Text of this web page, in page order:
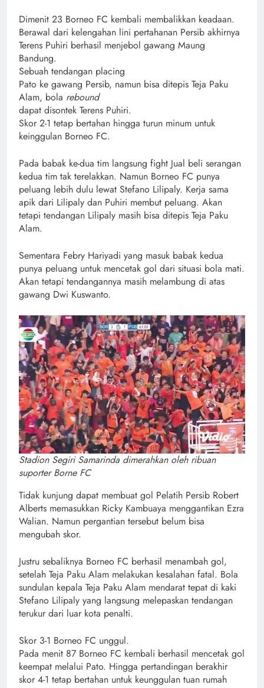
Dimenit 23 Borneo FC kembali membalikkan keadaan.
Berawal dari kelengahan lini pertahanan Persib akhirnya
Terens Puhiri berhasil menjebol gawang Maung
Bandung.
Sebuah tendangan placing
Pato ke gawang Persib, namun bisa ditepis Teja Paku
Alam, bola rebound
dapat disontek Terens Puhiri.
Skor 2-1 tetap bertahan hingga turun minum untuk
keinggulan Borneo FC.
Pada babak ke-dua tim langsung fight Jual beli serangan
kedua tim tak terelakkan. Namun Borneo FC punya
peluang lebih dulu lewat Stefano Lilipaly. Kerja sama
apik dari Lilipaly dan Puhiri membut peluang. Akan
tetapi tendangan Lilipaly masih bisa ditepis Teja Paku
Alam.
Sementara Febry Hariyadi yang masuk babak kedua
punya peluang untuk mencetak gol dari situasi bola mati.
Akan tetapi tendangannya masih melambung di atas
gawang Dwi Kuswanto.
Stadion Segiri Samarinda dimerahkan oleh ribuan
suporter Borne FC
Tidak kunjung dapat membuat gol Pelatih Persib Robert
Alberts memasukkan Ricky Kambuaya menggantikan Ezra
Walian. Namun pergantian tersebut belum bisa
mengubah skor.
Justru sebaliknya Borneo FC berhasil menambah gol,
setelah Teja Paku Alam melakukan kesalahan fatal. Bola
sundulan kepala Teja Paku Alam mendarat tepat di kaki
Stefano Lilipaly yang langsung melepaskan tendangan
terukur dari luar kota penalti.
Skor 3-1 Borneo FC unggul.
Pada menit 87 Borneo FC kembali berhasil mencetak gol
keempat melalui Pato. Hingga pertandingan berakhir
skor 4-1 tetap bertahan untuk keunggulan tuan rumah